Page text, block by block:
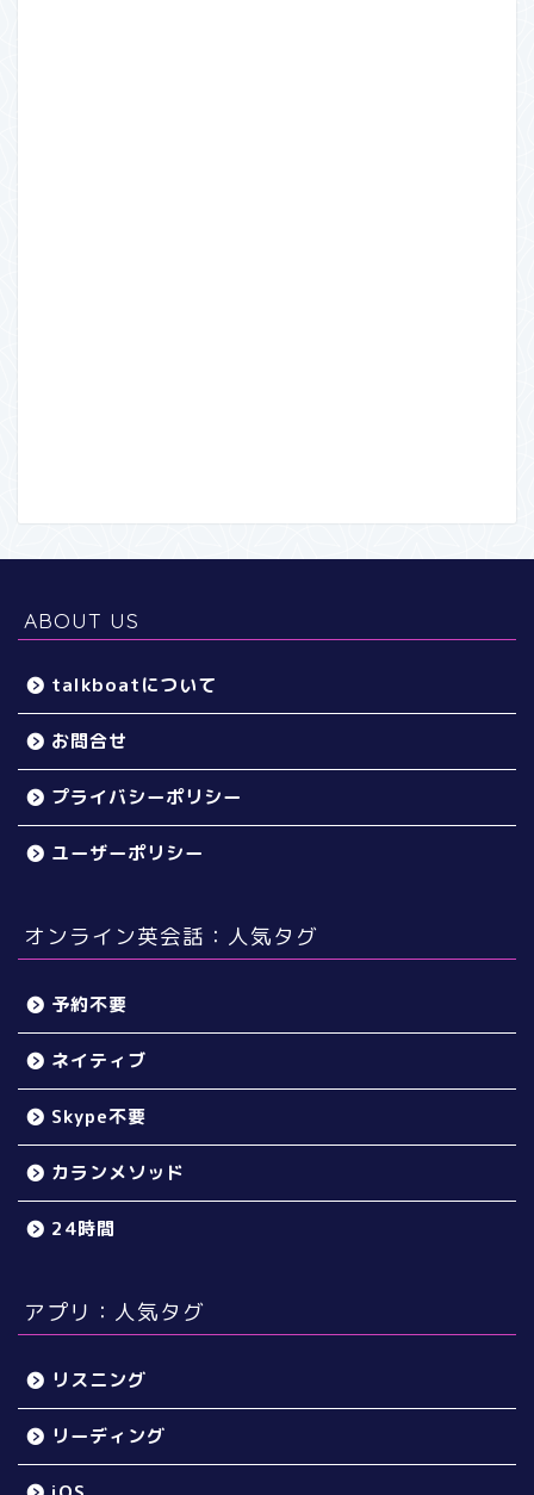
ABOUT US
talkboatについて
お問合せ
プライバシーポリシー
ユーザーポリシー
オンライン英会話：人気タグ
予約不要
ネイティブ
Skype不要
カランメソッド
24時間
アプリ：人気タグ
リスニング
リーディング